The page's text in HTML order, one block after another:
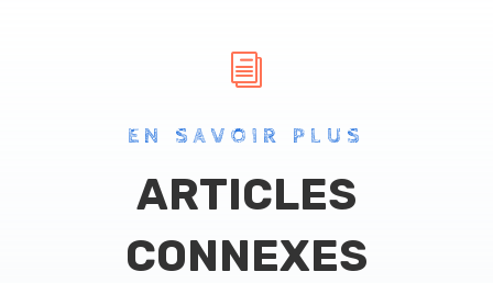
i
EN SAVOIR PLUS
ARTICLES
CONNEXES